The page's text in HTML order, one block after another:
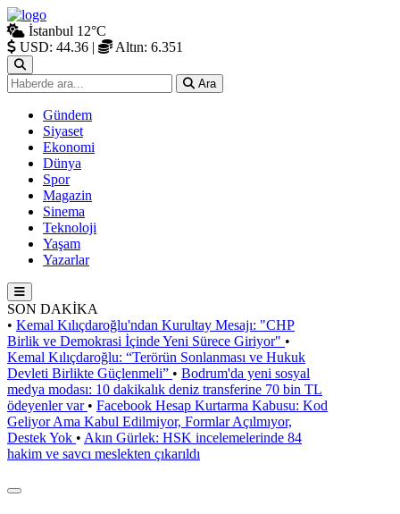
İstanbul 12°C
USD: 44.36 | Altın: 6.351
Ara
Gündem
Siyaset
Ekonomi
Dünya
Spor
Magazin
Sinema
Teknoloji
Yaşam
Yazarlar
SON DAKİKA
• Kemal Kılıçdaroğlu'ndan Kurultay Mesajı: "CHP
Birlik ve Demokrasi İçinde Yeni Sürece Giriyor" •
Kemal Kılıçdaroğlu: “Terörün Sonlanması ve Hukuk
Devleti Birlikte Güçlenmeli” • Bodrum'da yeni sosyal
medya modası: 10 dakikalık deniz transferine 70 bin TL
ödeyenler var • Facebook Hesap Kurtarma Kabusu: Kod
Geliyor Ama Kabul Edilmiyor, Formlar Açılmıyor,
Destek Yok • Akın Gürlek: HSK incelemelerinde 84
hakim ve savcı meslekten çıkarıldı